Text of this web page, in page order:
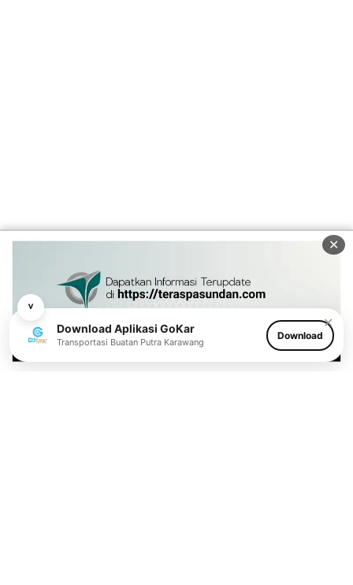
˅
✕
Download Aplikasi GoKar
Transportasi Buatan Putra Karawang
Download
✕